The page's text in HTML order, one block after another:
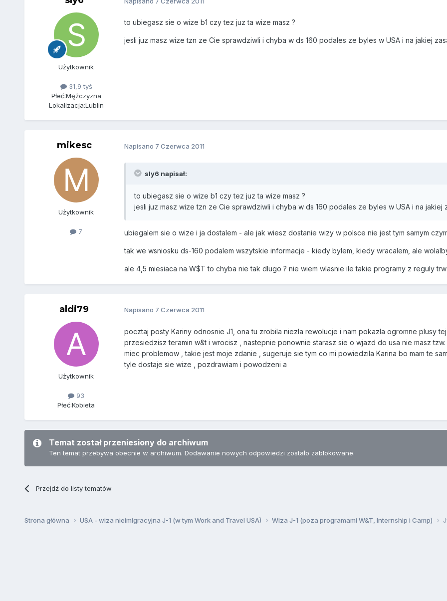
Użytkownik
31,9 tyś
Płeć:Mężczyzna
Lokalizacja:Lublin
to ubiegasz sie o wize b1 czy tez juz ta wize masz ?
jesli juz masz wize tzn ze Cie sprawdziwli i chyba w ds 160 podales ze byles w USA i na jakiej
mikesc
Użytkownik
7
Napisano 7 Czerwca 2011
sly6 napisał:
to ubiegasz sie o wize b1 czy tez juz ta wize masz ?
jesli juz masz wize tzn ze Cie sprawdziwli i chyba w ds 160 podales ze byles w USA i na jakiej
ubiegalem sie o wize i ja dostalem - ale jak wiesz dostanie wizy w polsce nie jest tym samym
tak we wsniosku ds-160 podalem wszytskie informacje - kiedy bylem, kiedy wracalem, ale
ale 4,5 miesiaca na W$T to chyba nie tak dlugo ? nie wiem wlasnie ile takie programy z reguly
aldi79
Użytkownik
93
Płeć:Kobieta
Napisano 7 Czerwca 2011
pocztaj posty Kariny odnosnie J1, ona tu zrobila niezla rewolucje i nam pokazla ogromne plusy
przesiedzisz teramin w&t i wrocisz , nastepnie ponownie starasz sie o wjazd do usa nie masz
miec problemow , takie jest moje zdanie , sugeruje sie tym co mi powiedzila Karina bo mam te
tyle dostaje sie wize , pozdrawiam i powodzeni a
Temat został przeniesiony do archiwum
Ten temat przebywa obecnie w archiwum. Dodawanie nowych odpowiedzi zostało zablokowane.
Przejdź do listy tematów
Strona główna USA - wiza nieimigracyjna J-1 (w tym Work and Travel USA) Wiza J-1 (poza programami W&T, Internship i Camp)